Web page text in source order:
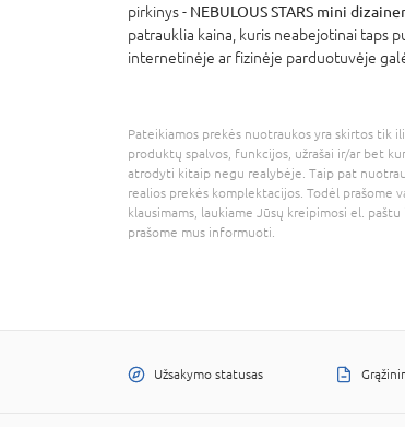
pirkinys - NEBULOUS STARS mini
patrauklia kaina, kuris neabejotinai taps
internetinėje ar fizinėje parduotuvėje
Pateikiamos prekės nuotraukos yra skirtos tik
produktų spalvos, funkcijos, užrašai ir/ar bet
atrodyti kitaip negu realybėje. Taip pat
realios prekės komplektacijos. Todėl prašome
klausimams, laukiame Jūsų kreipimosi el. paštu
prašome mus informuoti.
Užsakymo statusas